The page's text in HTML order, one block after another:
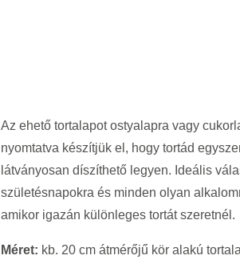
Az ehető tortalapot ostyalapra vagy
nyomtatva készítjük el, hogy tortád
látványosan díszíthető legyen. Ideális
születésnapokra és minden olyan
amikor igazán különleges tortát szeretnél.
Méret: kb. 20 cm átmérőjű kör alakú